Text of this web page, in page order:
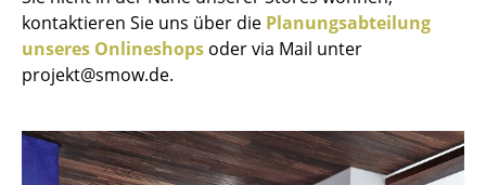
Tischleuchten
Schreibtischleuchten
Stehleuchten & Leseleuchten
Bodenleuchten
kontaktieren Sie uns über die Planungsabteilung
unseres Onlineshops oder via Mail unter
projekt@smow.de.